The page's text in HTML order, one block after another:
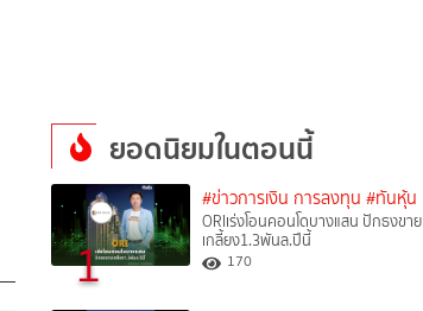
ยอดนิยมในตอนนี้
1
#ข่าวการเงิน การลงทุน #ทันหุ้น
ORIเร่งโอนคอนโดบางแสน ปักธงขาย
เกลี้ยง1.3พันล.ปีนี้
170